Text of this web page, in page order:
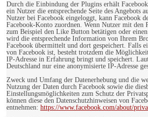
Durch die Einbindung der Plugins erhält
ein Nutzer die entsprechende Seite des Angebots
Nutzer bei Facebook eingeloggt, kann Facebook
Facebook-Konto zuordnen. Wenn Nutzer mit den
zum Beispiel den Like Button betätigen oder
wird die entsprechende Information von Ihrem
Facebook übermittelt und dort gespeichert. Falls
von Facebook ist, besteht trotzdem die
IP-Adresse in Erfahrung bringt und speichert.
Deutschland nur eine anonymisierte IP-Adresse
Zweck und Umfang der Datenerhebung und die
Nutzung der Daten durch Facebook sowie die
Einstellungsmöglichkeiten zum Schutz der
können diese den Datenschutzhinweisen von
entnehmen: https://www.facebook.com/about/